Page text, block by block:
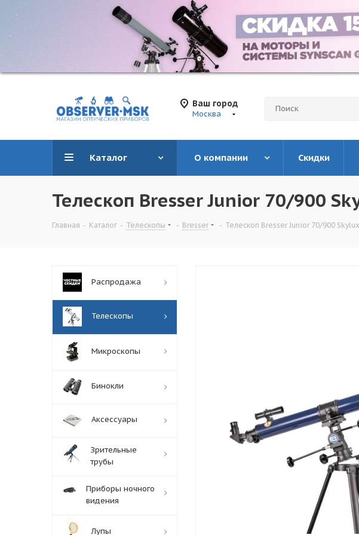
Ваш город
Москва
Каталог О компании Скидки
Телескоп Bresser Junior 70/900
Главная - Каталог - Телескопы - Bresser - Телескоп Bresser Junior 70/900
Распродажа
Телескопы
Микроскопы
Бинокли
Аксессуары
Зрительные
трубы
Приборы ночного
видения
Лупы